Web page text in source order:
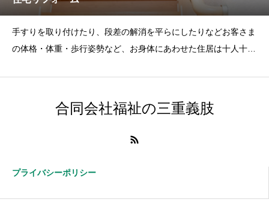
手すりを取り付けたり、段差の解消を平らにしたりなどお客さま
の体格・体重・歩行姿勢など、お身体にあわせた住居は十人十色
合同会社福祉の三重義肢
プライバシーポリシー